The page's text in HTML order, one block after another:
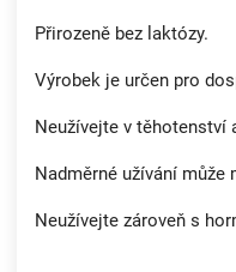
Přirozeně bez laktózy.
Výrobek je určen pro
Neužívejte v těhotenství
Nadměrné užívání může
Neužívejte zároveň s